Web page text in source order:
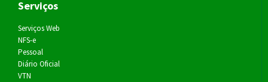
Serviços
Serviços Web
NFS-e
Pessoal
Diário Oficial
VTN